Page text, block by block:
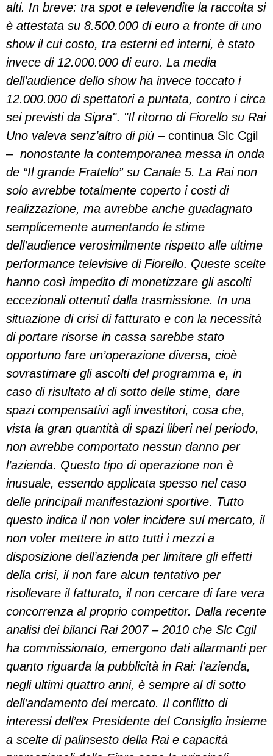
alti. In breve: tra spot e televendite la raccolta si
è attestata su 8.500.000 di euro a fronte di uno
show il cui costo, tra esterni ed interni, è stato
invece di 12.000.000 di euro. La media
dell’audience dello show ha invece toccato i
12.000.000 di spettatori a puntata, contro i circa
sei previsti da Sipra". "Il ritorno di Fiorello su Rai
Uno valeva senz’altro di più – continua Slc Cgil
– nonostante la contemporanea messa in onda
de “Il grande Fratello” su Canale 5. La Rai non
solo avrebbe totalmente coperto i costi di
realizzazione, ma avrebbe anche guadagnato
semplicemente aumentando le stime
dell’audience verosimilmente rispetto alle ultime
performance televisive di Fiorello. Queste scelte
hanno così impedito di monetizzare gli ascolti
eccezionali ottenuti dalla trasmissione. In una
situazione di crisi di fatturato e con la necessità
di portare risorse in cassa sarebbe stato
opportuno fare un’operazione diversa, cioè
sovrastimare gli ascolti del programma e, in
caso di risultato al di sotto delle stime, dare
spazi compensativi agli investitori, cosa che,
vista la gran quantità di spazi liberi nel periodo,
non avrebbe comportato nessun danno per
l’azienda. Questo tipo di operazione non è
inusuale, essendo applicata spesso nel caso
delle principali manifestazioni sportive. Tutto
questo indica il non voler incidere sul mercato, il
non voler mettere in atto tutti i mezzi a
disposizione dell’azienda per limitare gli effetti
della crisi, il non fare alcun tentativo per
risollevare il fatturato, il non cercare di fare vera
concorrenza al proprio competitor. Dalla recente
analisi dei bilanci Rai 2007 – 2010 che Slc Cgil
ha commissionato, emergono dati allarmanti per
quanto riguarda la pubblicità in Rai: l’azienda,
negli ultimi quattro anni, è sempre al di sotto
dell’andamento del mercato. Il conflitto di
interessi dell’ex Presidente del Consiglio insieme
a scelte di palinsesto della Rai e capacità